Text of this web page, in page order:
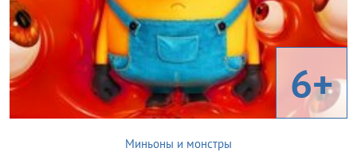
6+
Миньоны и монстры